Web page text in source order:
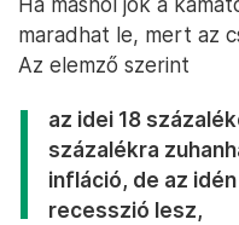
maradhat le, mert az
Az elemző szerint
az idei 18
százalékra
infláció, de az
recesszió lesz,